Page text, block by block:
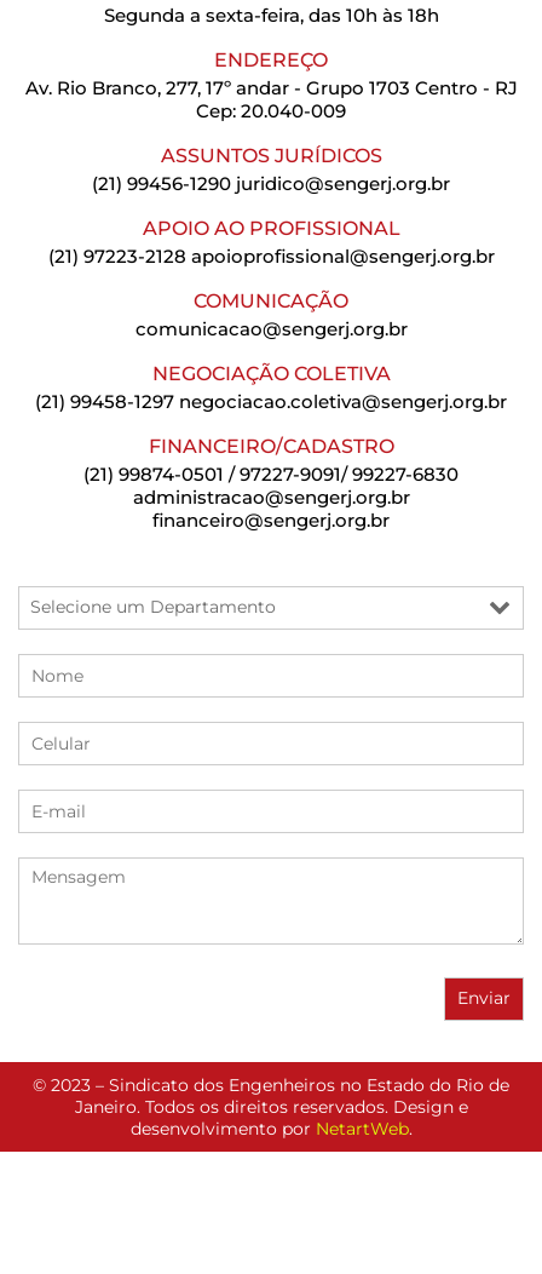
Segunda a sexta-feira, das 10h às 18h
ENDEREÇO
Av. Rio Branco, 277, 17º andar - Grupo 1703 Centro - RJ
Cep: 20.040-009
ASSUNTOS JURÍDICOS
(21) 99456-1290 juridico@sengerj.org.br
APOIO AO PROFISSIONAL
(21) 97223-2128 apoioprofissional@sengerj.org.br
COMUNICAÇÃO
comunicacao@sengerj.org.br
NEGOCIAÇÃO COLETIVA
(21) 99458-1297 negociacao.coletiva@sengerj.org.br
FINANCEIRO/CADASTRO
(21) 99874-0501 / 97227-9091/ 99227-6830
administracao@sengerj.org.br
financeiro@sengerj.org.br
© 2023 – Sindicato dos Engenheiros no Estado do Rio de
Janeiro. Todos os direitos reservados. Design e
desenvolvimento por NetartWeb.